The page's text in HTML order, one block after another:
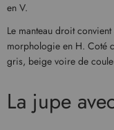
en V.
Le manteau droit
morphologie en H. Coté
gris, beige voire de
La jupe